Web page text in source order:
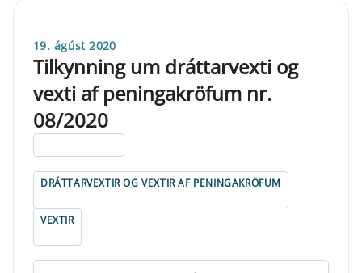
19. ágúst 2020
Tilkynning um dráttarvexti og
vexti af peningakröfum nr.
08/2020
DRÁTTARVEXTIR OG VEXTIR AF PENINGAKRÖFUM
VEXTIR